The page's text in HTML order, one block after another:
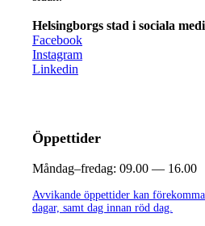
Helsingborgs stad i sociala
Facebook
Instagram
Linkedin
Öppettider
Måndag–fredag: 09.00 — 16.00
Avvikande öppettider kan
dagar, samt dag innan röd dag.